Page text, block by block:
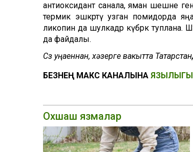
антиоксидант санала, яман шешне
термик эшкәртү узган помидорда яңа
ликопин да шулкадәр күбрәк туплана.
да файдалы.
Сүз уңаеннан, хәзерге вакытта
БЕЗНЕҢ МАКС КАНАЛЫНА
Охшаш язмалар